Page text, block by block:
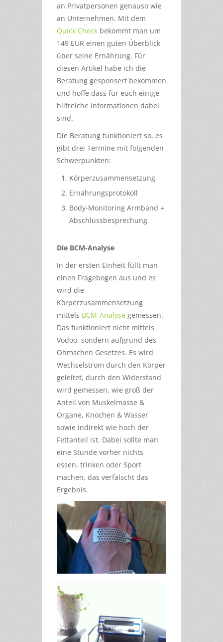
an Privatpersonen genauso wie
an Unternehmen. Mit dem
Quick Check bekommt man um
149 EUR einen guten Überblick
über seine Ernährung. Für
diesen Artikel habe ich die
Beratung gesponsert bekommen
und hoffe dass für euch einige
hilfreiche Informationen dabei
sind.
Die Beratung funktioniert so, es
gibt drei Termine mit folgenden
Schwerpunkten:
Körperzusammensetzung
Ernährungsprotokoll
Body-Monitoring Armband +
Abschlussbesprechung
Die BCM-Analyse
In der ersten Einheit füllt man
einen Fragebogen aus und es
wird die
Körperzusammensetzung
mittels BCM-Analyse gemessen.
Das funktioniert nicht mittels
Vodoo, sondern aufgrund des
Ohmschen Gesetzes. Es wird
Wechselstrom durch den Körper
geleitet, durch den Widerstand
wird gemessen, wie groß der
Anteil von Muskelmasse &
Organe, Knochen & Wasser
sowie indirekt wie hoch der
Fettanteil ist. Dabei sollte man
eine Stunde vorher nichts
essen, trinken oder Sport
machen, das verfälscht das
Ergebnis.